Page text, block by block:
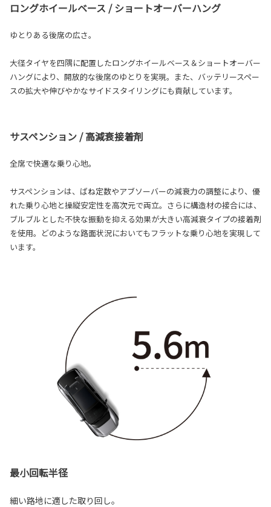
ロングホイールベース / ショートオーバーハング
ゆとりある後席の広さ。
大径タイヤを四隅に配置したロングホイールベース＆ショートオーバー
ハングにより、開放的な後席のゆとりを実現。また、バッテリースペー
スの拡大や伸びやかなサイドスタイリングにも貢献しています。
サスペンション / 高減衰接着剤
全席で快適な乗り心地。
サスペンションは、ばね定数やアブソーバーの減衰力の調整により、優
れた乗り心地と操縦安定性を高次元で両立。さらに構造材の接合には、
ブルブルとした不快な振動を抑える効果が大きい高減衰タイプの接着剤
を使用。どのような路面状況においてもフラットな乗り心地を実現して
います。
最小回転半径
細い路地に適した取り回し。